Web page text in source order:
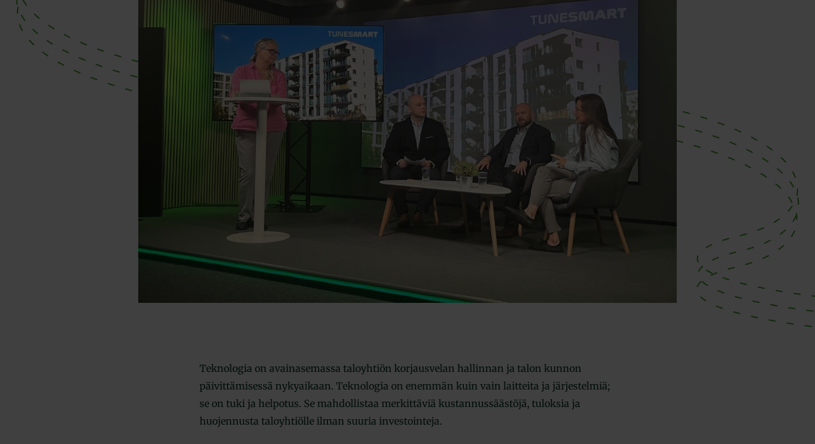
Teknologia on avainasemassa taloyhtiön korjausvelan hallinnan ja talon kunnon
päivittämisessä nykyaikaan. Teknologia on enemmän kuin vain laitteita ja järjestelmiä;
se on tuki ja helpotus. Se mahdollistaa merkittäviä kustannussäästöjä, tuloksia ja
huojennusta taloyhtiölle ilman suuria investointeja.